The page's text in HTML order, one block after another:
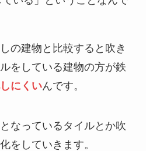
の建物と比較すると 吹き
をしている建物の方が鉄
にくいんです。
なっているタイルとか吹
をしていきます。